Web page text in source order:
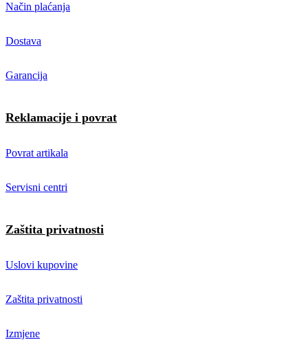
Način plaćanja
Dostava
Garancija
Reklamacije i povrat
Povrat artikala
Servisni centri
Zaštita privatnosti
Uslovi kupovine
Zaštita privatnosti
Izmjene